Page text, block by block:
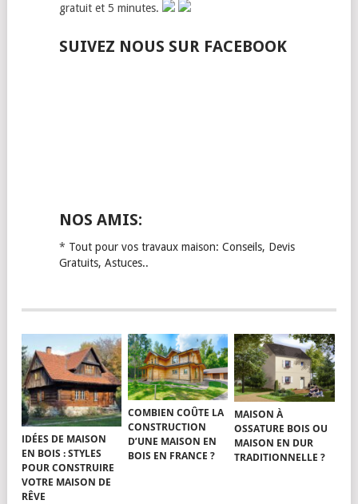
gratuit et 5 minutes.
SUIVEZ NOUS SUR FACEBOOK
NOS AMIS:
* Tout pour vos travaux maison: Conseils, Devis
Gratuits, Astuces..
IDÉES DE MAISON
EN BOIS : STYLES
POUR CONSTRUIRE
VOTRE MAISON DE
RÊVE
COMBIEN COÛTE LA
CONSTRUCTION
D’UNE MAISON EN
BOIS EN FRANCE ?
MAISON À
OSSATURE BOIS OU
MAISON EN DUR
TRADITIONNELLE ?